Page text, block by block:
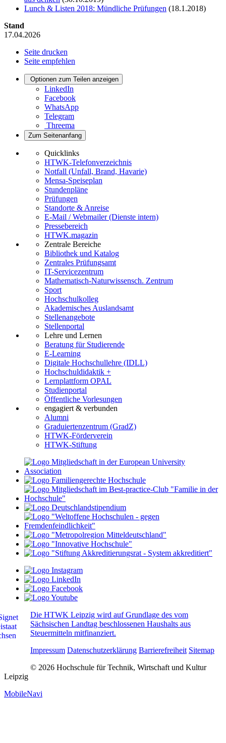
Lunch & Listen 2018: Mündliche Prüfungen (18.1.2018)
Stand
17.04.2026
Seite drucken
Seite empfehlen
Optionen zum Teilen anzeigen
LinkedIn
Facebook
WhatsApp
Telegram
Threema
Zum Seitenanfang
Quicklinks
HTWK-Telefonverzeichnis
Notfall (Unfall, Brand, Havarie)
Mensa-Speiseplan
Stundenpläne
Prüfungen
Standorte & Anreise
E-Mail / Webmailer (Dienste intern)
Pressebereich
HTWK.magazin
Zentrale Bereiche
Bibliothek und Katalog
Zentrales Prüfungsamt
IT-Servicezentrum
Mathematisch-Naturwissensch. Zentrum
Sport
Hochschulkolleg
Akademisches Auslandsamt
Stellenangebote
Stellenportal
Lehre und Lernen
Beratung für Studierende
E-Learning
Digitale Hochschullehre (IDLL)
Hochschuldidaktik +
Lernplattform OPAL
Studienportal
Öffentliche Vorlesungen
engagiert & verbunden
Alumni
Graduiertenzentrum (GradZ)
HTWK-Förderverein
HTWK-Stiftung
Die HTWK Leipzig wird auf Grundlage des vom
Sächsischen Landtag beschlossenen Haushalts aus
Steuermitteln mitfinanziert.
Impressum Datenschutzerklärung Barrierefreiheit Sitemap
© 2026 Hochschule für Technik, Wirtschaft und Kultur
Leipzig
MobileNavi